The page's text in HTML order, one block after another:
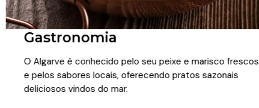
Gastronomia
O Algarve é conhecido pelo seu peixe e marisco frescos
e pelos sabores locais, oferecendo pratos sazonais
deliciosos vindos do mar.